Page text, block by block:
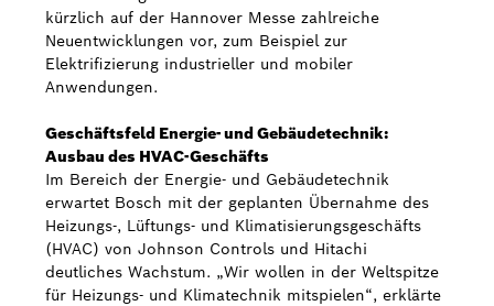
kürzlich auf der Hannover Messe zahlreiche
Neuentwicklungen vor, zum Beispiel zur
Elektrifizierung industrieller und mobiler
Anwendungen.
Geschäftsfeld Energie- und Gebäudetechnik:
Ausbau des HVAC-Geschäfts
Im Bereich der Energie- und Gebäudetechnik
erwartet Bosch mit der geplanten Übernahme des
Heizungs-, Lüftungs- und Klimatisierungsgeschäfts
(HVAC) von Johnson Controls und Hitachi
deutliches Wachstum. „Wir wollen in der Weltspitze
für Heizungs- und Klimatechnik mitspielen“, erklärte